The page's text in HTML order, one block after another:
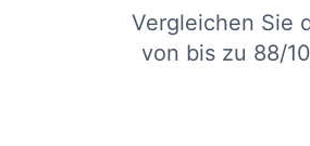
Vergleichen Sie
von bis zu 88/